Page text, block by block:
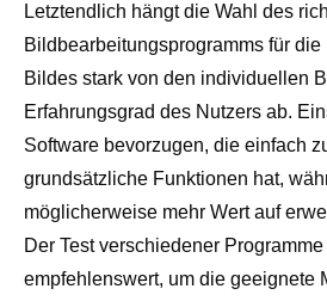
Letztendlich hängt die Wahl des
Bildbearbeitungsprogramms für
Bildes stark von den individuellen
Erfahrungsgrad des Nutzers ab.
Software bevorzugen, die einfach
grundsätzliche Funktionen hat,
möglicherweise mehr Wert auf
Der Test verschiedener
empfehlenswert, um die geeignete